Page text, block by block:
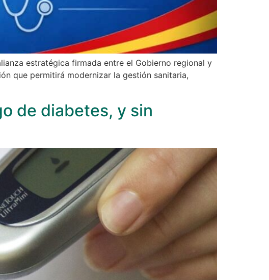
estratégica firmada entre el Gobierno regional y
que permitirá modernizar la gestión sanitaria,
de diabetes, y sin